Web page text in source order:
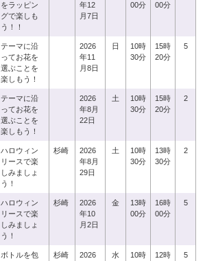
をラッピン
グで楽しも
う！！
年12
月7日
00分
00分
テーマに沿
ってお花を
選ぶことを
楽しもう！
2026
年11
月8日
日
10時
30分
15時
20分
5
テーマに沿
ってお花を
選ぶことを
楽しもう！
2026
年8月
22日
土
10時
30分
15時
20分
2
ハロウィン
リースで楽
しみましょ
う！
杉崎
2026
年8月
29日
土
10時
30分
13時
30分
2
ハロウィン
リースで楽
しみましょ
う！
杉崎
2026
年10
月2日
金
13時
00分
16時
00分
5
ボトルを包
杉崎
2026
水
10時
12時
5